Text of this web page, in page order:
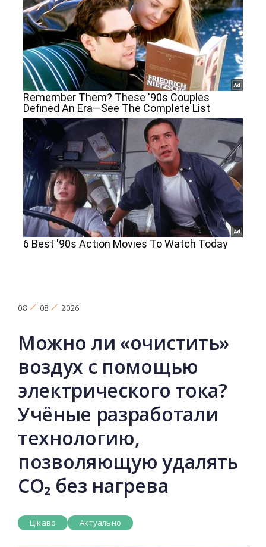
08 08 2026
Можно ли «очистить»
воздух с помощью
электрического тока?
Учёные разработали
технологию,
позволяющую удалять
CO₂ без нагрева
Цікаво Актуально